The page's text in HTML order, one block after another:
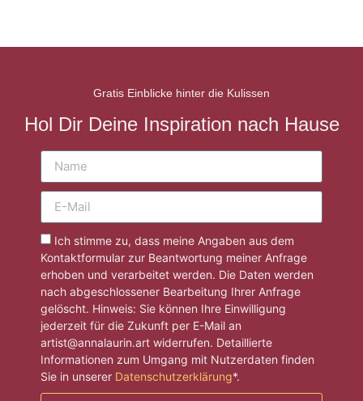
Gratis Einblicke hinter die Kulissen
Hol Dir Deine Inspiration nach Hause
Ich stimme zu, dass meine Angaben aus dem
Kontaktformular zur Beantwortung meiner Anfrage
erhoben und verarbeitet werden. Die Daten werden
nach abgeschlossener Bearbeitung Ihrer Anfrage
gelöscht. Hinweis: Sie können Ihre Einwilligung
jederzeit für die Zukunft per E-Mail an
artist@annalaurin.art widerrufen. Detaillierte
Informationen zum Umgang mit Nutzerdaten finden
Sie in unserer Datenschutzerklärung*.